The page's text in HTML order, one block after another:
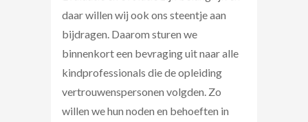
daar willen wij ook ons steentje aan
bijdragen. Daarom sturen we
binnenkort een bevraging uit naar alle
kindprofessionals die de opleiding
vertrouwenspersonen volgden. Zo
willen we hun noden en behoeften in